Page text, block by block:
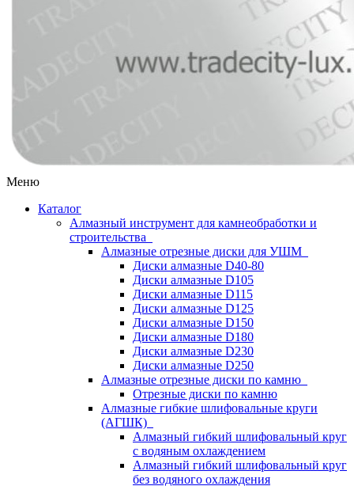
Меню
Каталог
Алмазный инструмент для камнеобработки и
строительства
Алмазные отрезные диски для УШМ
Диски алмазные D40-80
Диски алмазные D105
Диски алмазные D115
Диски алмазные D125
Диски алмазные D150
Диски алмазные D180
Диски алмазные D230
Диски алмазные D250
Алмазные отрезные диски по камню
Отрезные диски по камню
Алмазные гибкие шлифовальные круги
(АГШК)
Алмазный гибкий шлифовальный круг
с водяным охлаждением
Алмазный гибкий шлифовальный круг
без водяного охлаждения